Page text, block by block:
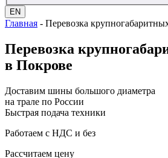
EN
Главная - Перевозка
Перевозка
в Покрове
Доставим шины большого диаметра
на трале по России
Быстрая подача техники
Работаем с НДС и без
Рассчитаем цену